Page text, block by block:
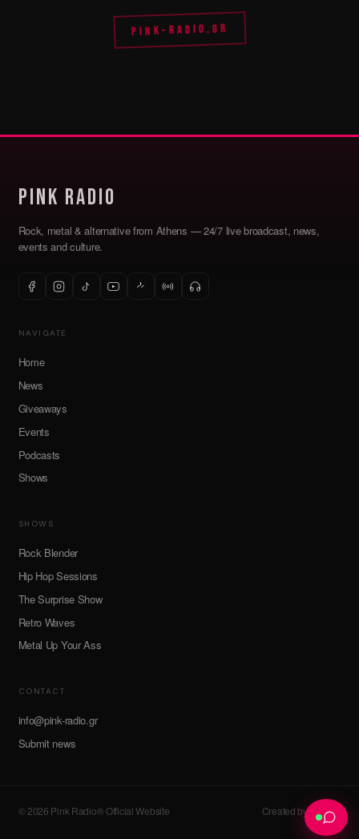
PINK-RADIO.GR
Pink Radio
Rock, metal & alternative from Athens — 24/7 live broadcast, news,
events and culture.
NAVIGATE
Home
News
Giveaways
Events
Podcasts
Shows
SHOWS
Rock Blender
Hip Hop Sessions
The Surprise Show
Retro Waves
Metal Up Your Ass
CONTACT
info@pink-radio.gr
Submit news
© 2026 Pink Radio® Official Website Created by devroot